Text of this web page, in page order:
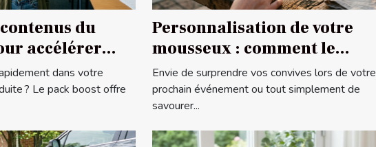
du
accélérer
de
dans votre
? Le pack boost offre
Personnalisation de votre
mousseux : comment le
rendre unique ?
Envie de surprendre vos convives lors de votre
prochain événement ou tout simplement de
savourer...